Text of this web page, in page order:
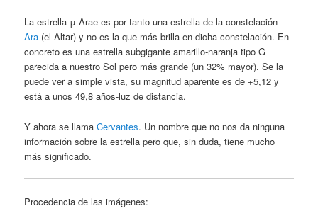
La estrella μ Arae es por tanto una estrella de la constelación
Ara (el Altar) y no es la que más brilla en dicha constelación. En
concreto es una estrella subgigante amarillo-naranja tipo G
parecida a nuestro Sol pero más grande (un 32% mayor). Se la
puede ver a simple vista, su magnitud aparente es de +5,12 y
está a unos 49,8 años-luz de distancia.
Y ahora se llamaCervantes. Un nombre que no nos da ninguna
información sobre la estrella pero que, sin duda, tiene mucho
más significado.
Procedencia de las imágenes: